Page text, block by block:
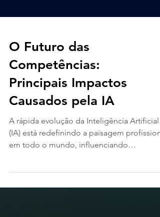
O Futuro das
Competências:
Principais Impactos
Causados pela IA
A rápida evolução da Inteligência Artificial